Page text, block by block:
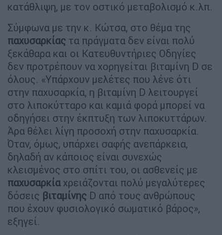
κατάθλιψη, με τον οστικό μεταβολισμό κ.λπ.
Σύμφωνα με την κ. Κώτσα, στο θέμα της
παχυσαρκίας τα πράγματα δεν είναι πολύ
ξεκάθαρα και οι Κατευθυντήριες Οδηγίες
δεν προτρέπουν να χορηγείται βιταμίνη D σε
όλους. «Υπάρχουν μελέτες που λένε ότι
στην παχυσαρκία, η βιταμίνη D λειτουργεί
στο λιποκύτταρο και καμιά φορά μπορεί να
οδηγήσει στην έκπτυξη των λιποκυττάρων.
Άρα θέλει λίγη προσοχή στην παχυσαρκία.
Όταν, όμως, υπάρχει σαφής ανεπάρκεια,
δηλαδή αν κάποιος είναι συνεχώς
κλεισμένος στο σπίτι του, οι ασθενείς με
παχυσαρκίαχρειάζονται πολύ μεγαλύτερες
δόσεις βιταμίνης D από τους ανθρώπους
που έχουν φυσιολογικό σωματικό βάρος»,
εξηγεί.